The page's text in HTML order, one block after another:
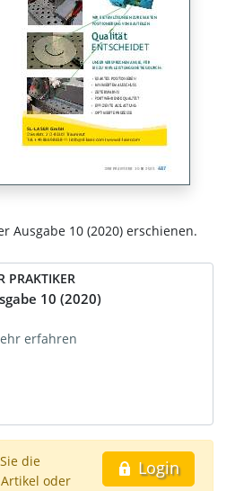
Ausgabe 10 (2020) erschienen.
PRAKTIKER
10 (2020)
erfahren
Login
die
oder